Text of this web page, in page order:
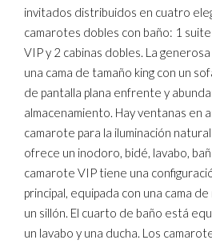
invitados distribuidos en cuatro
camarotes dobles con baño: 1
VIP y 2 cabinas dobles. La
una cama de tamaño king con un
de pantalla plana enfrente y
almacenamiento. Hay ventanas en
camarote para la iluminación
ofrece un inodoro, bidé, lavabo,
camarote VIP tiene una
principal, equipada con una cama
un sillón. El cuarto de baño está
un lavabo y una ducha. Los